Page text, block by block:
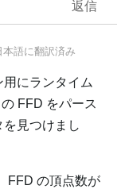
返信
本語に翻訳済み
にランタイム
FFD をパース
見つけまし
FFD の頂点数が